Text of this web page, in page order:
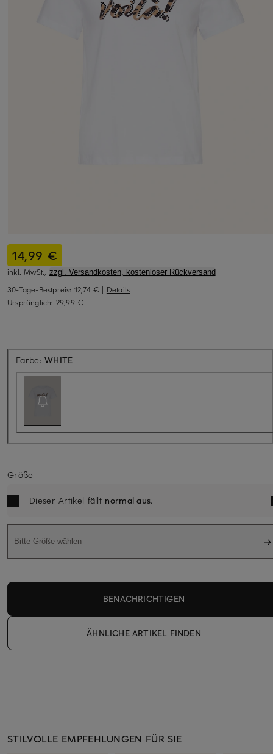
14,99 €
inkl. MwSt., zzgl. Versandkosten, kostenloser Rückversand
30-Tage-Bestpreis: 12,74 € | Details
Ursprünglich: 29,99 €
Farbe:WHITEAktuell nicht verfügbar
Größe
Dieser Artikel fällt normal aus.
Bitte Größe wählen
BENACHRICHTIGEN
ÄHNLICHE ARTIKEL FINDEN
STILVOLLE EMPFEHLUNGEN FÜR SIE